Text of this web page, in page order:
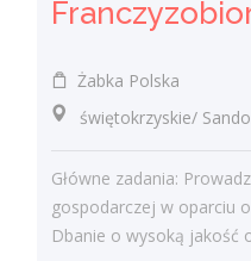
Żabka Polska
świętokrzyskie/
Główne zadania:
gospodarczej w oparciu
Dbanie o wysoką jakość